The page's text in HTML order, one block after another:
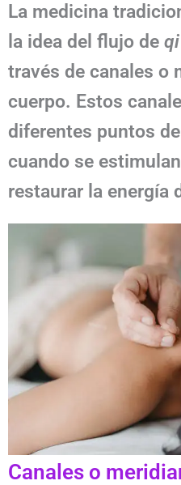
La medicina
la idea del flujo de qi
través de canales o
cuerpo. Estos
diferentes puntos
cuando se
restaurar la energía
Canales o